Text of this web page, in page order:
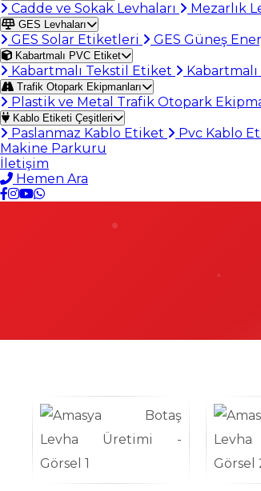
Cadde ve Sokak Levhaları Mezarlık
GES Levhaları
GES Solar Etiketleri GES Güneş
Kabartmalı PVC Etiket
Kabartmalı Tekstil Etiket
Trafik Otopark Ekipmanları
Plastik ve Metal Trafik Otopark
Kablo Etiketi Çeşitleri
Paslanmaz Kablo Etiket Pvc Kablo
Makine Parkuru
İletişim
Hemen Ara